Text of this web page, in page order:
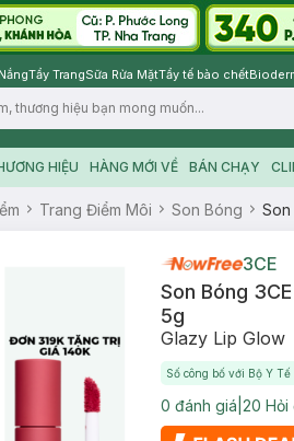
Tẩy TrangSữa Rửa MặtTẩy tế bào chết
HIỆU HÀNG MỚI VỀ BÁN CHẠY
Trang Điểm Môi Son Bóng Son
3CE
Son Bóng
5g
Glazy Lip Glow
Số công bố với Bộ Y
0 đánh giá 20 Hỏi